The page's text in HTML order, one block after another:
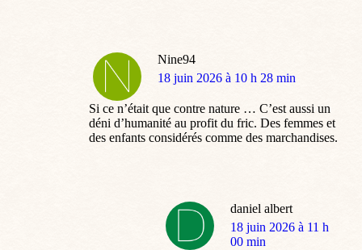
Nine94
dit
18 juin 2026 à 10 h 28 min
Si ce n’était que contre nature … C’est aussi un
déni d’humanité au profit du fric. Des femmes et
des enfants considérés comme des marchandises.
daniel albert
dit
:
18 juin 2026 à 11 h
00 min